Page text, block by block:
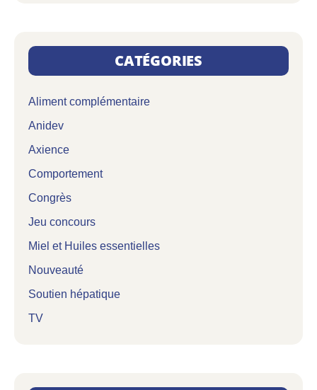
CATÉGORIES
Aliment complémentaire
Anidev
Axience
Comportement
Congrès
Jeu concours
Miel et Huiles essentielles
Nouveauté
Soutien hépatique
TV